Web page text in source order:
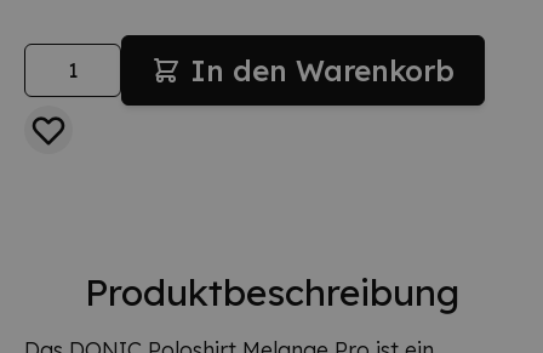
Menge In den Warenkorb
Produktbeschreibung